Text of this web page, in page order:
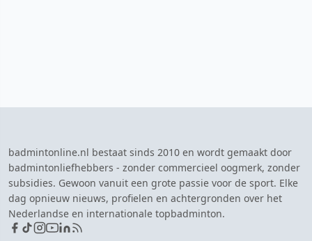
badmintonline.nl bestaat sinds 2010 en wordt gemaakt door
badmintonliefhebbers - zonder commercieel oogmerk, zonder
subsidies. Gewoon vanuit een grote passie voor de sport. Elke
dag opnieuw nieuws, profielen en achtergronden over het
Nederlandse en internationale topbadminton.